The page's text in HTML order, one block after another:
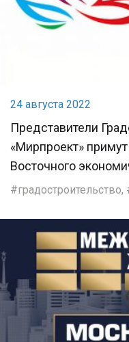
24 августа 2022
Представители
«Мирпроект»
Восточного
градостроительство,